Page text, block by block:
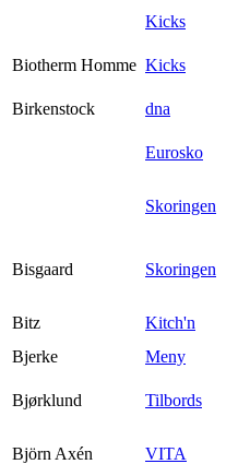
Kicks
Biotherm Homme Kicks
Birkenstock
dna
Eurosko
Skoringen
Bisgaard Skoringen
Bitz
Kitch'n
Bjerke
Meny
Bjørklund Tilbords
Björn Axén
VITA